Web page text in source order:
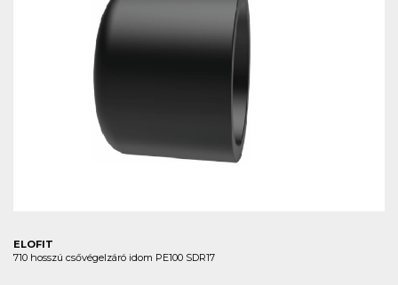
ELOFIT
710 hosszú csővégelzáró idom PE100 SDR17